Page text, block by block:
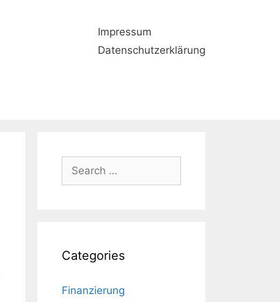
Impressum
Datenschutzerklärung
Search
for:
Categories
Finanzierung